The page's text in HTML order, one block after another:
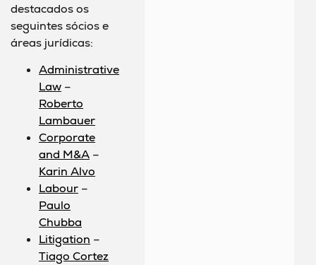
destacados os
seguintes sócios e
áreas jurídicas:
Administrative
Law –
Roberto
Lambauer
Corporate
and M&A –
Karin Alvo
Labour –
Paulo
Chubba
Litigation –
Tiago Cortez